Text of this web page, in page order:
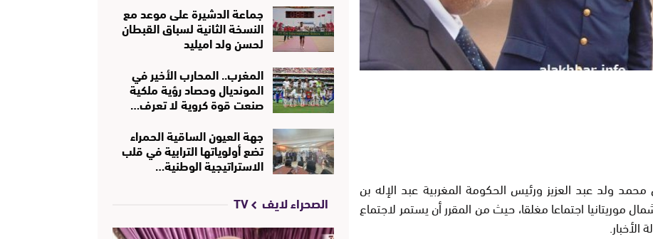
محمد ولد عبد العزيز ورئيس الحكومة المغربية عبد الإله بن
موريتانيا اجتماعا مغلقا، حيث من المقرر أن يستمر لاجتماع
.
جماعة الدشيرة على موعد مع
النسخة الثانية لسباق القبطان
لحسن ولد اميليد
المغرب.. المحارب الأخير في
المونديال وحصاد رؤية ملكية
صنعت قوة كروية لا تعرف…
جهة العيون الساقية الحمراء
تضع أولوياتها الترابية في قلب
الاستراتيجية الوطنية…
الصحراء لايف TV